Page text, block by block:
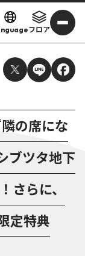
フロア
の席にな
ブツタ地下
さらに、
定特典